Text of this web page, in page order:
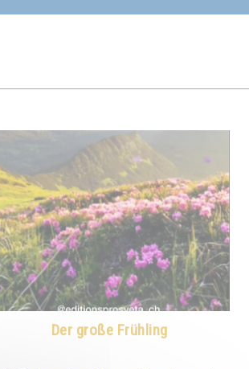
Der große Frühling